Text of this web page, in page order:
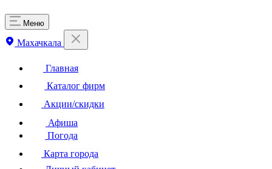
Меню
Махачкала
Главная
Каталог фирм
Акции/скидки
Афиша
Погода
Карта города